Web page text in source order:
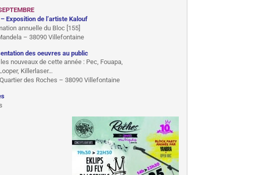
Exposition de l’artiste Kalouf
annuelle du Bloc [155]
– 38090 Villefontaine
des oeuvres au public
nouveaux de cette année : Pec, Fouapa,
Killerlaser…
des Roches – 38090 Villefontaine